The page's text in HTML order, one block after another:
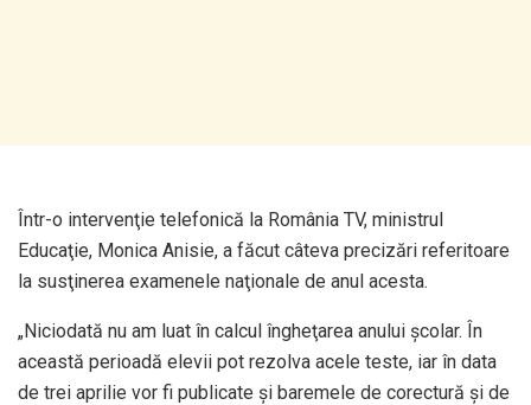
Într-o intervenţie telefonică la România TV, ministrul
Educaţie, Monica Anisie, a făcut câteva precizări referitoare
la susţinerea examenele naţionale de anul acesta.
„Niciodată nu am luat în calcul îngheţarea anului şcolar. În
această perioadă elevii pot rezolva acele teste, iar în data
de trei aprilie vor fi publicate şi baremele de corectură şi de